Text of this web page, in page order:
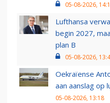
05-08-2026,
Lufthansa
begin 2027,
plan B
05-08-2026,
Oekraïense
aan aanslag op
05-08-2026, 13:18